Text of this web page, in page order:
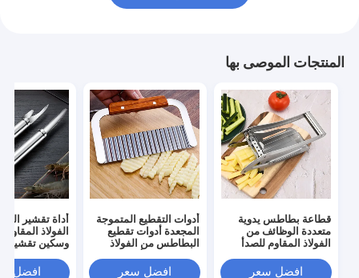
المنتجات الموصى بها
قطاعة بطاطس يدوية
متعددة الوظائف من
الفولاذ المقاوم للصدأ
افضل سعر
أدوات التقطيع المتموجة
المجعدة أدوات تقطيع
البطاطس من الفولاذ
خشبي
افضل سعر
أداة تقشير
الفولاذ المقاوم
وسكين تقشير
افضل